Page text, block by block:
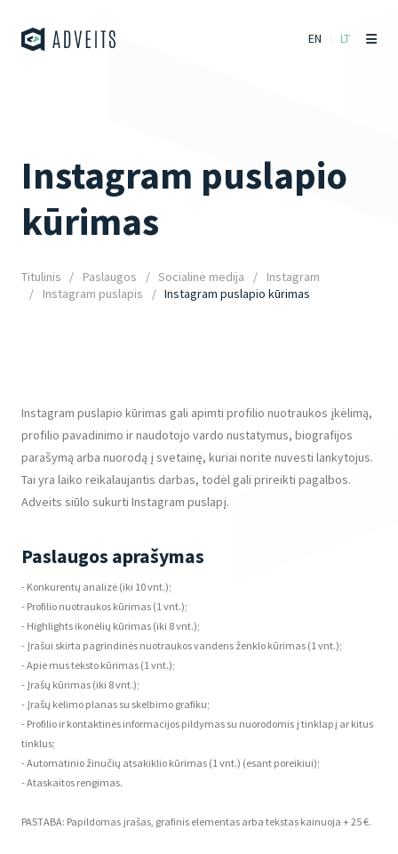
EN LT
Instagram puslapio
kūrimas
Titulinis Paslaugos Socialinė medija
Instagram
Instagram puslapis
Instagram puslapio kūrimas
Instagram puslapio kūrimas gali apimti profilio nuotraukos įkėlimą,
profilio pavadinimo ir naudotojo vardo nustatymus, biografijos
parašymą arba nuorodą į svetainę, kuriai norite nuvesti lankytojus.
Tai yra laiko reikalaujantis darbas, todėl gali prireikti pagalbos.
Adveits siūlo sukurti Instagram puslapį.
Paslaugos aprašymas
- Konkurentų analizė (iki 10 vnt.);
- Profilio nuotraukos kūrimas (1 vnt.);
- Highlights ikonėlių kūrimas (iki 8 vnt.);
- Įrašui skirta pagrindinės nuotraukos vandens ženklo kūrimas (1 vnt.);
- Apie mus teksto kūrimas (1 vnt.);
- Įrašų kūrimas (iki 8 vnt.);
- Įrašų kėlimo planas su skelbimo grafiku;
- Profilio ir kontaktinės informacijos pildymas su nuorodomis į tinklapį ar kitus
tinklus;
- Automatinio žinučių atsakiklio kūrimas (1 vnt.) (esant poreikiui);
- Ataskaitos rengimas.
PASTABA: Papildomas įrašas, grafinis elementas arba tekstas kainuoja + 25 €.